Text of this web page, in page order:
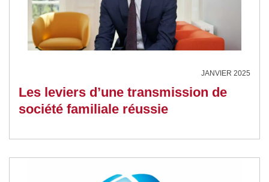
JANVIER 2025
Les leviers d’une transmission de
société familiale réussie